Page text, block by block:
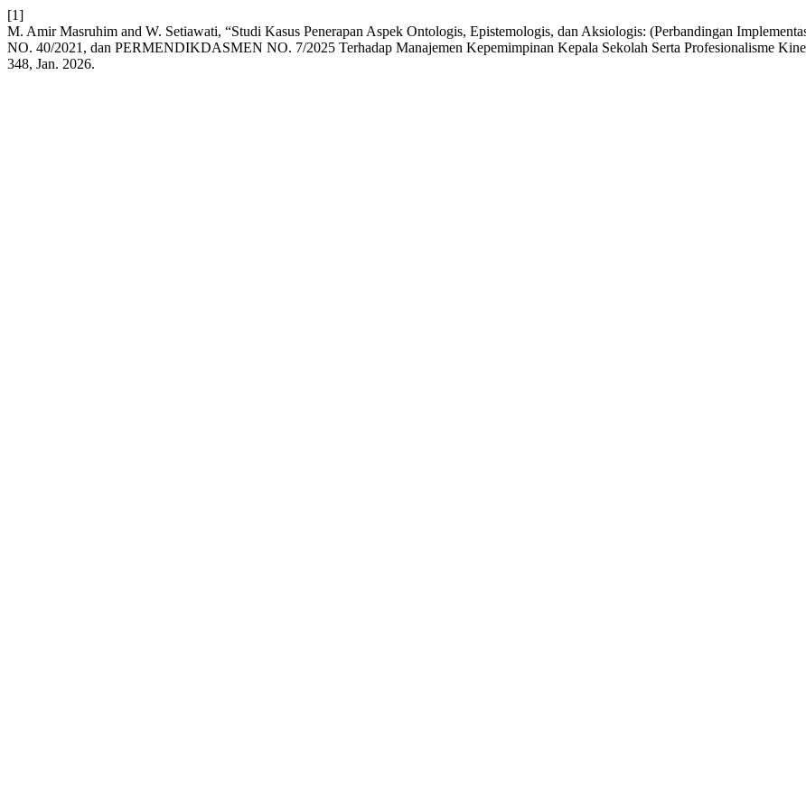
[1]
M. Amir Masruhim and W. Setiawati, “Studi Kasus Penerapan Aspek Ontologis, Epistemologis, dan Aksiologis: (Perbandingan
NO. 40/2021, dan PERMENDIKDASMEN NO. 7/2025 Terhadap Manajemen Kepemimpinan Kepala Sekolah Serta Profesionalisme
348, Jan. 2026.